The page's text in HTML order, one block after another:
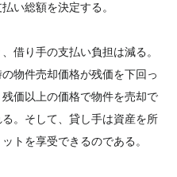
い総額を決定する。
借り手の支払い負担は減る。
物件売却価格が残価を下回っ
価以上の価格で物件を売却で
。そして、貸し手は資産を所
トを享受できるのである。